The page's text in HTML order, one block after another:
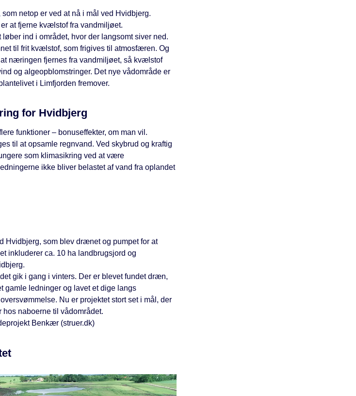
netop er ved at nå i mål ved Hvidbjerg.
at fjerne kvælstof fra vandmiljøet.
ind i området, hvor der langsomt siver ned.
til frit kvælstof, som frigives til atmosfæren. Og
næringen fjernes fra vandmiljøet, så kvælstof
og algeopblomstringer. Det nye vådområde er
i Limfjorden fremover.
for Hvidbjerg
funktioner – bonuseffekter, om man vil.
til at opsamle regnvand. Ved skybrud og kraftig
som klimasikring ved at være
ikke bliver belastet af vand fra oplandet
Hvidbjerg, som blev drænet og pumpet for at
inkluderer ca. 10 ha landbrugsjord og
gik i gang i vinters. Der er blevet fundet dræn,
gamle ledninger og lavet et dige langs
Nu er projektet stort set i mål, der
naboerne til vådområdet.
Benkær (struer.dk)